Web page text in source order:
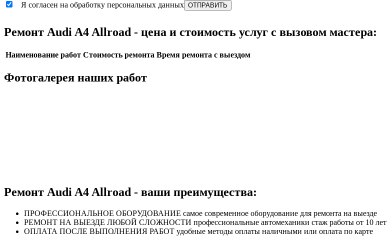
Я согласен на обработку персональных данных ОТПРАВИТЬ
Ремонт Audi A4 Allroad - цена и стоимость услуг с вызовом мастера:
Наименование работ Стоимость ремонта Время ремонта с выездом
Фотогалерея наших работ
Ремонт Audi A4 Allroad - ваши преимущества:
ПРОФЕССИОНАЛЬНОЕ ОБОРУДОВАНИЕ самое современное оборудование для ремонта на выезде
РЕМОНТ НА ВЫЕЗДЕ ЛЮБОЙ СЛОЖНОСТИ профессиональные автомеханики стаж работы от 10 лет
ОПЛАТА ПОСЛЕ ВЫПОЛНЕНИЯ РАБОТ удобные методы оплаты наличными или оплата по карте